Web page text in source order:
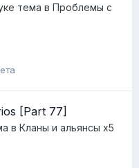
тема в Проблемы с
[Part 77]
в Кланы и альянсы x5